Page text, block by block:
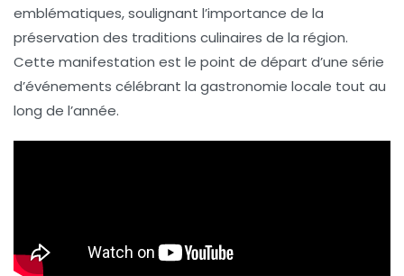
emblématiques, soulignant l’importance de la
préservation des traditions culinaires de la région.
Cette manifestation est le point de départ d’une série
d’événements célébrant la gastronomie locale tout au
long de l’année.